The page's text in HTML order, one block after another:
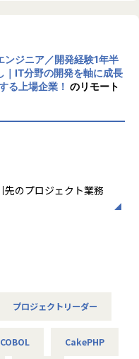
ができます。
合わせで、仕事に取
しています。
、残業は月10Hほど！
が多数在籍。技術面
制を整えています。
。技術の悩みからキ
ンジニア／開発経験1年半
｜IT分野の開発を軸に成長
る上場企業！ のリモート
先のプロジェクト業務
リングし、その周辺
プロジェクトリーダー
COBOL CakePHP